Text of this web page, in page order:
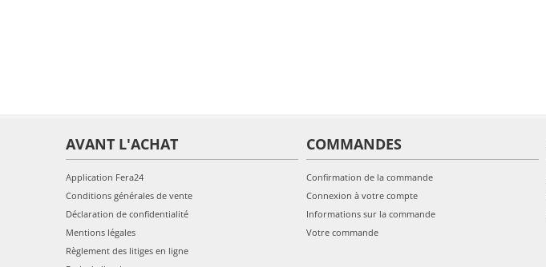
AVANT L'ACHAT
Application Fera24
Conditions générales de vente
Déclaration de confidentialité
Mentions légales
Règlement des litiges en ligne
COMMANDES
Confirmation de la commande
Connexion à votre compte
Informations sur la commande
Votre commande